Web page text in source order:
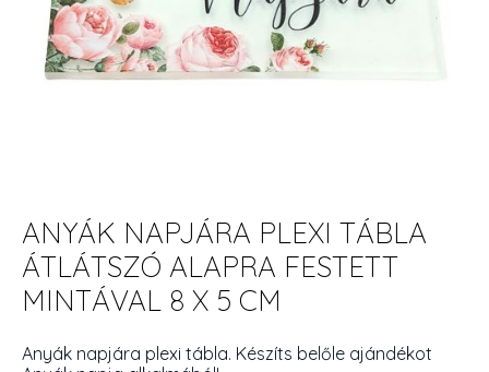
ANYÁK NAPJÁRA PLEXI TÁBLA
ÁTLÁTSZÓ ALAPRA FESTETT
MINTÁVAL 8 X 5 CM
Anyák napjára plexi tábla. Készíts belőle ajándékot